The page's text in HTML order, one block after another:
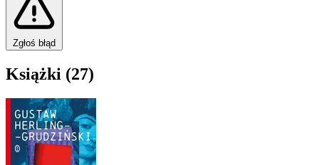
Zgłoś błąd
Książki (27)